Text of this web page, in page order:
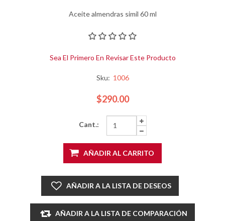
Aceite almendras simil 60 ml
Sea El Primero En Revisar Este Producto
Sku: 1006
$290.00
Cant.:
AÑADIR AL CARRITO
AÑADIR A LA LISTA DE DESEOS
AÑADIR A LA LISTA DE COMPARACIÓN